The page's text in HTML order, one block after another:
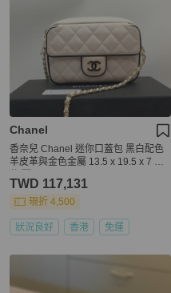
Chanel
香奈兒 Chanel 迷你口蓋包 黑白配色
羊皮革與金色金屬 13.5 x 19.5 x 7 附
TWD 117,131
現折 4,500
狀況良好 香港 免運